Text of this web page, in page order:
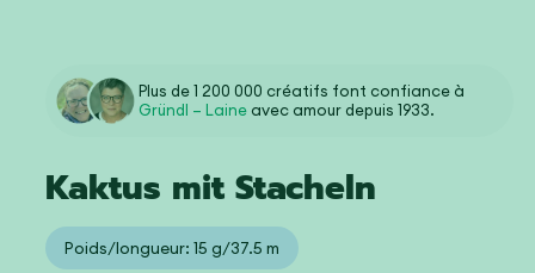
Plus de 1 200 000 créatifs font confiance à
Gründl – Laine avec amour depuis 1933.
Kaktus mit Stacheln
Poids/longueur: 15 g/37.5 m